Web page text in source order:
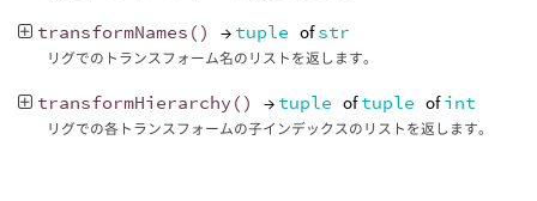
transformNames () → tuple ofstr
リグでのトランスフォーム名のリストを返します。
transformHierarchy () → tuple oftuple ofint
リグでの各トランスフォームの子インデックスのリストを返します。